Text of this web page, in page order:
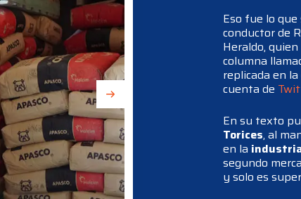
Eso fue lo
conductor de
Heraldo,
columna
replicada en
cuenta de
En su texto
Torices, al
en la
segundo
y solo es